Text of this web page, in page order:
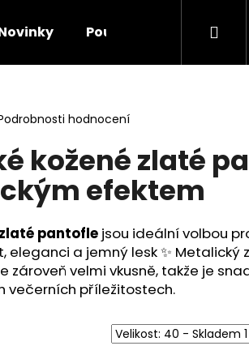
Poukazy Doplňky
hodnocení
kožené zlaté
efektem
pantofle jsou ideální volbou
eleganci a jemný lesk ✨
zároveň velmi vkusně, takže je
večerních příležitostech.